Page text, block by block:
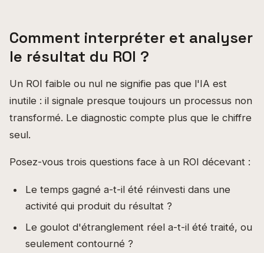
Comment interpréter et analyser
le résultat du ROI ?
Un ROI faible ou nul ne signifie pas que l'IA est
inutile : il signale presque toujours un processus non
transformé. Le diagnostic compte plus que le chiffre
seul.
Posez-vous trois questions face à un ROI décevant :
Le temps gagné a-t-il été réinvesti dans une
activité qui produit du résultat ?
Le goulot d'étranglement réel a-t-il été traité, ou
seulement contourné ?